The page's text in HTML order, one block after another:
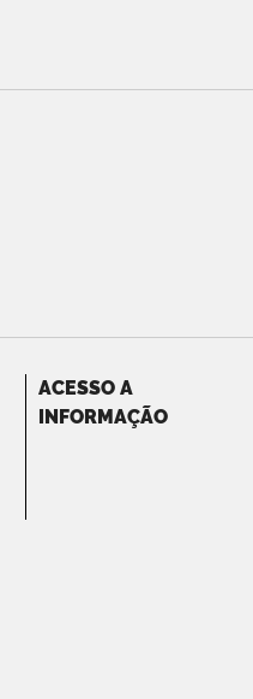
ACESSO A
INFORMAÇÃO